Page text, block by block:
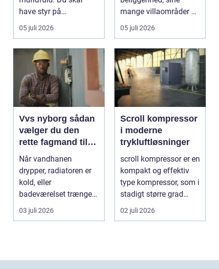
have styr på
nedpakning, tunge
l&oslas...
05 juli 2026
mange villaområder og
en bland...
05 juli 2026
Vvs nyborg sådan
vælger du den
rette fagmand til
opgaven
Når vandhanen
drypper, radiatoren er
kold, eller
badeværelset trænger
til en gennemgribende
renoveri...
03 juli 2026
Scroll kompressor
i moderne
trykluftløsninger
scroll kompressor er en
kompakt og effektiv
type kompressor, som i
stadigt større grad
vælges til an...
02 juli 2026